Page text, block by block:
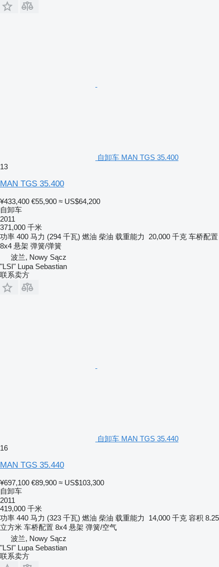
自卸车 MAN TGS 35.400
13
MAN TGS 35.400
¥433,400 €55,900 ≈ US$64,200
自卸车
2011
371,000 千米
功率 400 马力 (294 千瓦) 燃油 柴油 载重能力 20,000 千克 车桥配置
8x4 悬架 弹簧/弹簧
波兰, Nowy Sącz
"LSI" Lupa Sebastian
联系卖方
自卸车 MAN TGS 35.440
16
MAN TGS 35.440
¥697,100 €89,900 ≈ US$103,300
自卸车
2011
419,000 千米
功率 440 马力 (323 千瓦) 燃油 柴油 载重能力 14,000 千克 容积 8.25
立方米 车桥配置 8x4 悬架 弹簧/空气
波兰, Nowy Sącz
"LSI" Lupa Sebastian
联系卖方